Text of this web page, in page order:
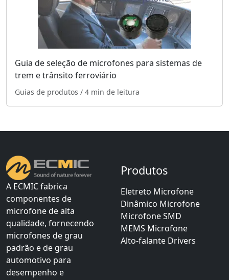
Guia de seleção de microfones para sistemas de
trem e trânsito ferroviário
Guias de produtos / 4 min de leitura
A ECMIC fabrica
componentes de
microfone de alta
qualidade, fornecendo
microfones de grau
padrão e de grau
automotivo para
desempenho e
Produtos
Eletreto Microfone
Dinâmico Microfone
Microfone SMD
MEMS Microfone
Alto-falante Drivers